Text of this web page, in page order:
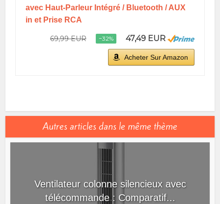
avec Haut-Parleur Intégré / Bluetooth / AUX
in et Prise RCA
69,99 EUR −32% 47,49 EUR
Acheter Sur Amazon
Autres articles dans le même thème
Ventilateur colonne silencieux avec
télécommande : Comparatif...